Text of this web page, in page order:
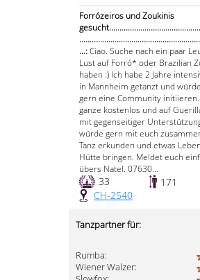
Forrózeiros und Zoukinis
...:Ciao. Suche nach ein paar
Lust auf Forró* oder Brazilian
haben :) Ich habe 2 Jahre
in Mannheim getanzt und
gern eine Community initiieren.
ganze kostenlos und auf
mit gegenseitiger
würde gern mit euch
Tanz erkunden und etwas
Hütte bringen. Meldet euch
übers Natel. 07630...
33
171
CH-2540
Tanzpartner für:
Rumba:
Wiener Walzer: